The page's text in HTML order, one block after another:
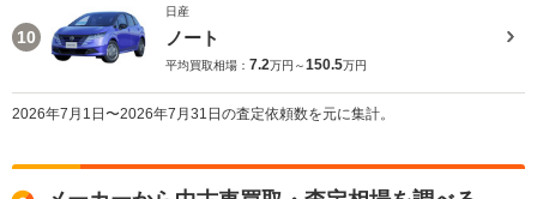
10
日産
ノート
平均買取相場： 7.2万円～150.5万円
2026年7月1日〜2026年7月31日の査定依頼数を元に集計。